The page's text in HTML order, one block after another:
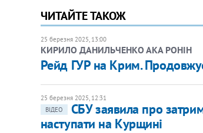
ЧИТАЙТЕ ТАКОЖ
25 березня 2025, 13:00
КИРИЛО ДАНИЛЬЧЕНКО АКА РОНІН
Рейд ГУР на Крим.
25 березня 2025, 12:31
ВІДЕО
СБУ заявила про
наступати на Курщині